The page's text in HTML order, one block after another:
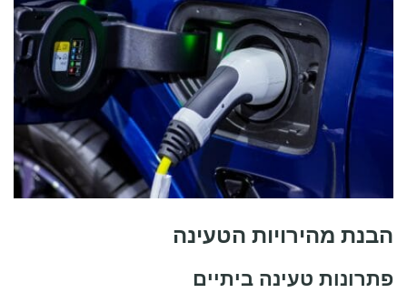
הבנת מהירויות הטעינה
פתרונות טעינה ביתיים